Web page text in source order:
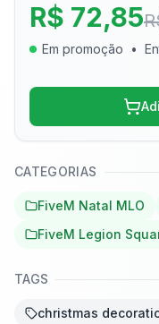
R$ 72,85
Em promoção •
CATEGORIAS
FiveM Natal MLO
FiveM Legion
TAGS
christmas